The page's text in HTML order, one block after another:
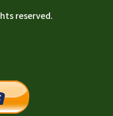
reserved.